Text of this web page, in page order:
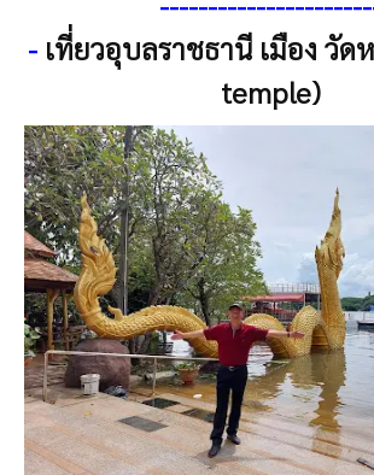
- เที่ยวอุบลราชธานี เมือง วัด
temple)